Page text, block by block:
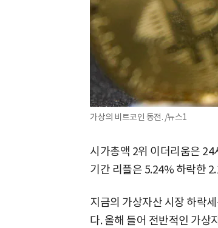
가상의 비트코인 동전. /뉴스1
시가총액 2위 이더리움은
기간 리플은 5.24% 하락한
지금의 가상자산 시장 하락
다. 올해 들어 전반적인 가상